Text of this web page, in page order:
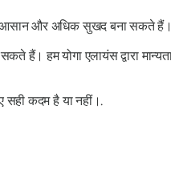
आसान और अधिक सुखद बना सकते
हैं। हम योगा एलायंस द्वारा
सही कदम है या नहीं।.